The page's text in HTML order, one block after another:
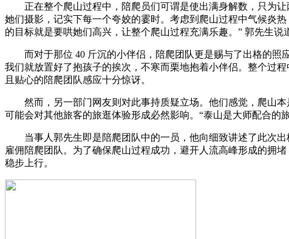
正在整个爬山过程中，陪爬员们可谓是使出满身解数，只为让
她们摄影，记实下每一个夸姣的霎时。考虑到爬山过程中气候炎
的目标就是要哄她们高兴，让整个爬山过程充满乐趣。” 郭先生说
而对于那位 40 斤沉的小伴侣，陪爬团队更是赐与了出格的照
我们就放置好了抱孩子的挨次，不寒而栗地抱着小伴侣。整个过
且贴心的陪爬团队感应十分惊讶。
然而，另一部门网友则对此事持质疑立场。他们感觉，爬山本
可能会对其他旅客的旅逛体验形成必然影响。“泰山是大师配合的
当事人郭先生即是陪爬团队中的一员，他向细致讲述了此次出
雇佣陪爬团队。为了确保爬山过程成功，避开人流高峰形成的拥
稳步上行。